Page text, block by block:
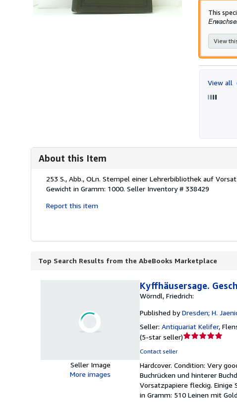
This
View
View all
About this Item
Description:
253 S., Abb., OLn. Stempel einer Lehrerbibliothek auf
Gewicht in Gramm: 1000. Seller Inventory # 338429
Report this item
Top Search Results from the AbeBooks Marketplace
Seller Image
More images
Kyffhäusersage.
Wörndl, Friedrich:
Published by Dresden; H.
Seller: Antiquariat Kelifer,
(5-star seller)Seller
out
of
5
stars
Contact seller
Hardcover. Condition: Very
Buchrücken und hinterer
Vorsatzpapiere fleckig. Einige
in Gramm: 510 Leinen mit